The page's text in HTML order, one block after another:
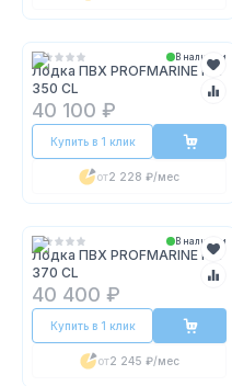
В наличии
Лодка ПВХ PROFMARINE PM
350 CL
40 100 ₽
Купить в 1 клик
от2 228 ₽/мес
В наличии
Лодка ПВХ PROFMARINE PM
370 CL
40 400 ₽
Купить в 1 клик
от2 245 ₽/мес